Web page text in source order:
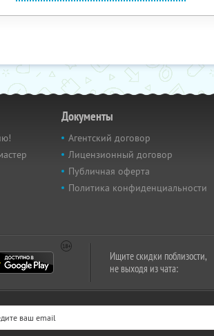
Документы
Агентский договор
Лицензионный договор
Публичная оферта
Политика конфиденциальности
Ищите скидки поблизости,
не выходя из чата: